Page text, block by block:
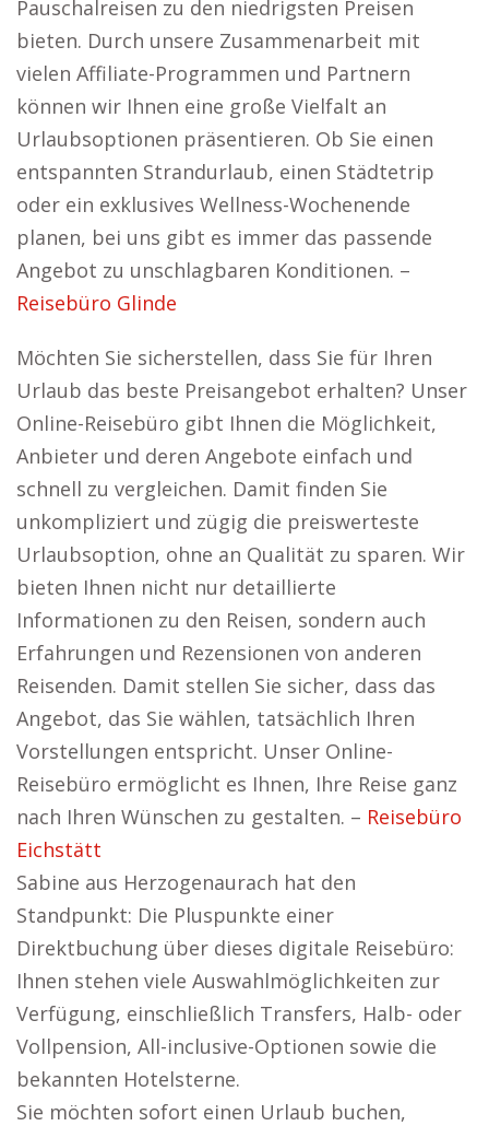
Pauschalreisen zu den niedrigsten Preisen
bieten. Durch unsere Zusammenarbeit mit
vielen Affiliate-Programmen und Partnern
können wir Ihnen eine große Vielfalt an
Urlaubsoptionen präsentieren. Ob Sie einen
entspannten Strandurlaub, einen Städtetrip
oder ein exklusives Wellness-Wochenende
planen, bei uns gibt es immer das passende
Angebot zu unschlagbaren Konditionen. –
Reisebüro Glinde
Möchten Sie sicherstellen, dass Sie für Ihren
Urlaub das beste Preisangebot erhalten? Unser
Online-Reisebüro gibt Ihnen die Möglichkeit,
Anbieter und deren Angebote einfach und
schnell zu vergleichen. Damit finden Sie
unkompliziert und zügig die preiswerteste
Urlaubsoption, ohne an Qualität zu sparen. Wir
bieten Ihnen nicht nur detaillierte
Informationen zu den Reisen, sondern auch
Erfahrungen und Rezensionen von anderen
Reisenden. Damit stellen Sie sicher, dass das
Angebot, das Sie wählen, tatsächlich Ihren
Vorstellungen entspricht. Unser Online-
Reisebüro ermöglicht es Ihnen, Ihre Reise ganz
nach Ihren Wünschen zu gestalten. – Reisebüro
Eichstätt
Sabine aus Herzogenaurach hat den
Standpunkt: Die Pluspunkte einer
Direktbuchung über dieses digitale Reisebüro:
Ihnen stehen viele Auswahlmöglichkeiten zur
Verfügung, einschließlich Transfers, Halb- oder
Vollpension, All-inclusive-Optionen sowie die
bekannten Hotelsterne.
Sie möchten sofort einen Urlaub buchen,